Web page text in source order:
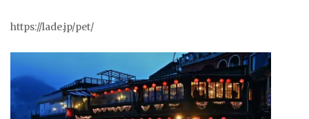
https://lade.jp/pet/